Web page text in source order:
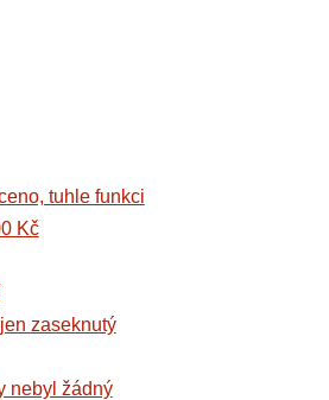
tuhle funkci
Kč
zaseknutý
nebyl žádný